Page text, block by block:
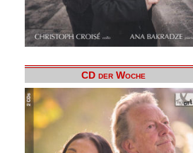
CD der Woche